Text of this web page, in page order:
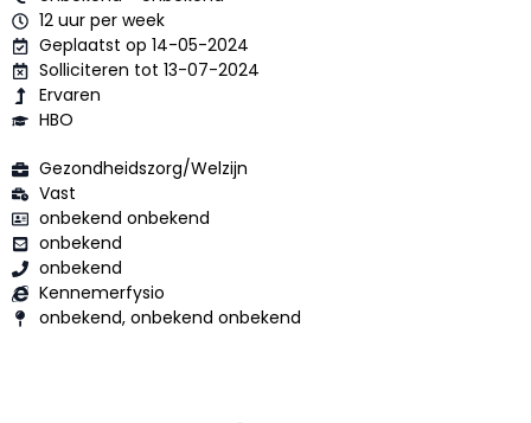
12 uur per week
Geplaatst op 14-05-2024
Solliciteren tot 13-07-2024
Ervaren
HBO
Gezondheidszorg/Welzijn
Vast
onbekend onbekend
onbekend
onbekend
Kennemerfysio
onbekend, onbekend onbekend